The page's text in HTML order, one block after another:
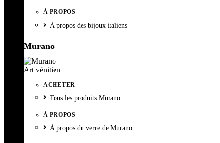
À PROPOS
À propos des bijoux italiens
Murano
Art vénitien
ACHETER
Tous les produits Murano
À PROPOS
À propos du verre de Murano